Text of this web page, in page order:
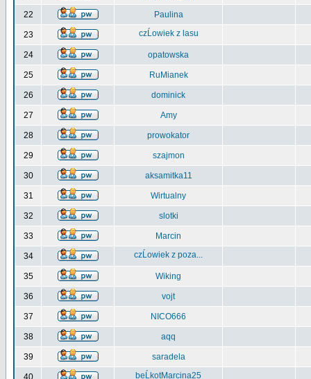
22 Paulina
23 czĹowiek z lasu
24 opatowska
25 RuMianek
26 dominick
27 Amy
28 prowokator
29 szajmon
30 aksamitka11
31 Wirtualny
32 slotki
33 Marcin
34 czĹowiek z poza...
35 Wiking
36 vojt
37 NICO666
38 aqq
39 saradela
40 beĹkotMarcina25